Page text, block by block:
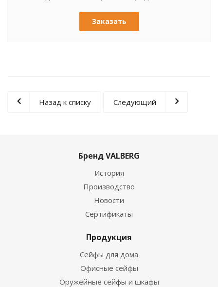
Заказать
Назад к списку Следующий
Бренд VALBERG
История
Производство
Новости
Сертификаты
Продукция
Сейфы для дома
Офисные сейфы
Оружейные сейфы и шкафы